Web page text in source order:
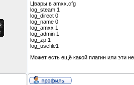
Цвары в amxx.cfg
log_steam 1
log_direct 0
log_name 0
log_amxx 1
log_admin 1
log_zp 1
log_usefile1
Может есть ещё какой плагин или эти